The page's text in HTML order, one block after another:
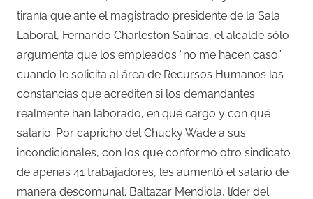
tiranía que ante el magistrado presidente de la Sala
Laboral, Fernando Charleston Salinas, el alcalde sólo
argumenta que los empleados “no me hacen caso”
cuando le solicita al área de Recursos Humanos las
constancias que acrediten si los demandantes
realmente han laborado, en qué cargo y con qué
salario. Por capricho del Chucky Wade a sus
incondicionales, con los que conformó otro sindicato
de apenas 41 trabajadores, les aumentó el salario de
manera descomunal. Baltazar Mendiola, líder del